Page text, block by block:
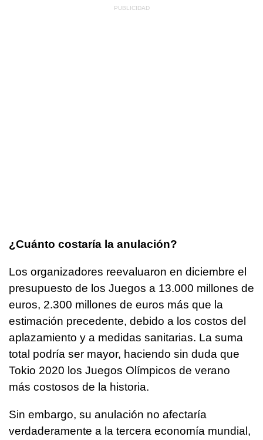
¿Cuánto costaría la anulación?
Los organizadores reevaluaron en diciembre el
presupuesto de los Juegos a 13.000 millones de
euros, 2.300 millones de euros más que la
estimación precedente, debido a los costos del
aplazamiento y a medidas sanitarias. La suma
total podría ser mayor, haciendo sin duda que
Tokio 2020 los Juegos Olímpicos de verano
más costosos de la historia.
Sin embargo, su anulación no afectaría
verdaderamente a la tercera economía mundial,